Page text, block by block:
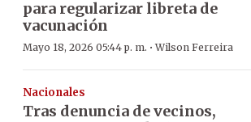
para regularizar libreta de
vacunación
Mayo 18, 2026 05:44 p. m. ·Wilson Ferreira
Nacionales
Tras denuncia de vecinos,